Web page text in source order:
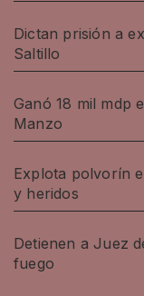
Dictan prisión a
Saltillo
Ganó 18 mil mdp
Manzo
Explota polvorín
y heridos
Detienen a Juez
fuego